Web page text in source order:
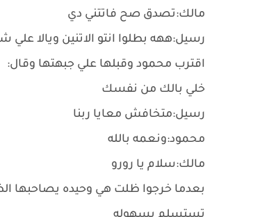
مالك:تصدق صح فاتتني دي
رسيل:ههه بطلوا انتو الاتنين ويالا علي
اقترب محمود وقبلها علي جبهتها وقال:
خلي بالك من نفسك
رسيل:متخافش معايا ربنا
محمود:ونعمه بالله
مالك:سلام يا رورو
بعدما خرجوا ظلت هي وحيده يصاحبها